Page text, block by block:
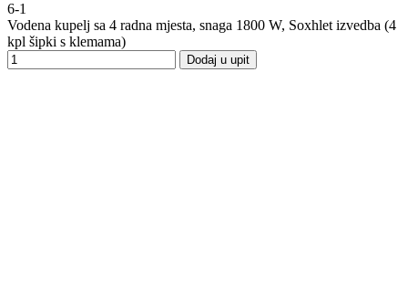
6-1
Vodena kupelj sa 4 radna mjesta, snaga 1800 W, Soxhlet izvedba (4
kpl šipki s klemama)
Dodaj u upit